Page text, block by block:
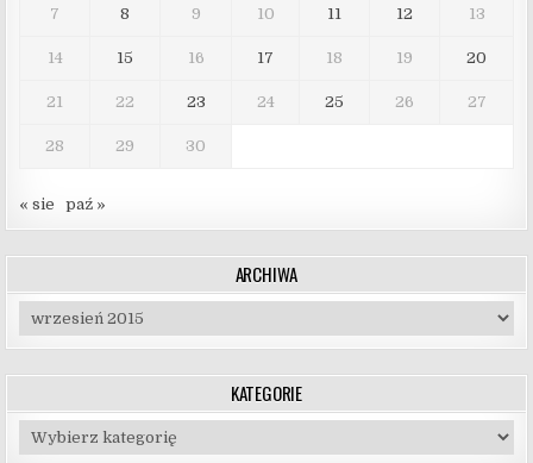
7 8 9 10 11 12 13
14 15 16 17 18 19 20
21 22 23 24 25 26 27
28 29 30
« sie paź »
ARCHIWA
KATEGORIE
Kategorie